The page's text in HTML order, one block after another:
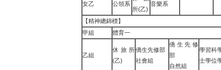
女乙 公領系
所(乙)
音樂系
【精神總錦標】
甲組
體育一
乙組
休旅所
(乙)
僑生先修部
社會組
僑生先修
部
自然組
學習科
士學位